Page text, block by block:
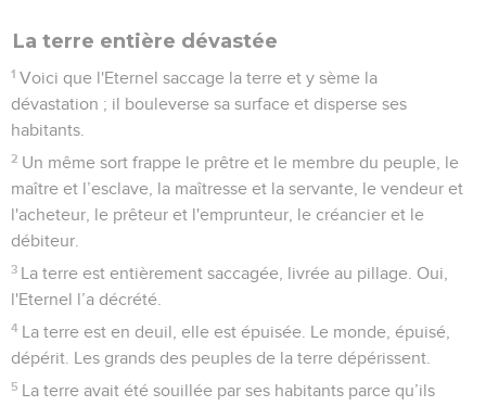
La terre entière dévastée
1 Voici que l'Eternel saccage la terre et y sème la
dévastation ; il bouleverse sa surface et disperse ses
habitants.
2 Un même sort frappe le prêtre et le membre du peuple, le
maître et l’esclave, la maîtresse et la servante, le vendeur et
l'acheteur, le prêteur et l'emprunteur, le créancier et le
débiteur.
3 La terre est entièrement saccagée, livrée au pillage. Oui,
l'Eternel l’a décrété.
4 La terre est en deuil, elle est épuisée. Le monde, épuisé,
dépérit. Les grands des peuples de la terre dépérissent.
5 La terre avait été souillée par ses habitants parce qu’ils